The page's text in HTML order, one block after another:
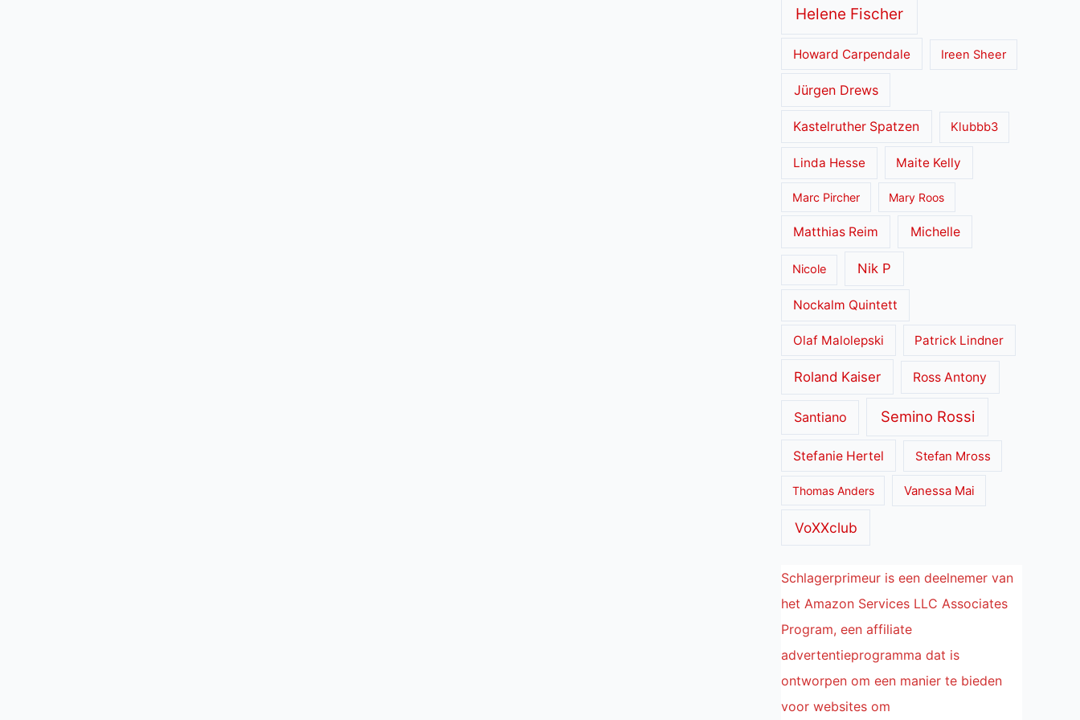
Helene Fischer
Howard Carpendale Ireen Sheer
Jürgen Drews
Kastelruther Spatzen Klubbb3
Linda Hesse Maite Kelly
Marc Pircher Mary Roos
Matthias Reim Michelle
Nicole Nik P
Nockalm Quintett
Olaf Malolepski Patrick Lindner
Roland Kaiser Ross Antony
Santiano Semino Rossi
Stefanie Hertel Stefan Mross
Thomas Anders Vanessa Mai
VoXXclub
Schlagerprimeur is een deelnemer van
het Amazon Services LLC Associates
Program, een affiliate
advertentieprogramma dat is
ontworpen om een manier te bieden
voor websites om